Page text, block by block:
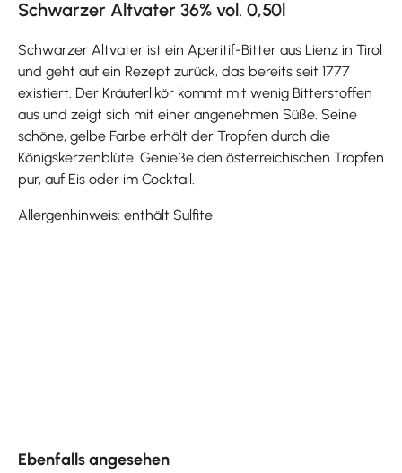
Schwarzer Altvater 36% vol. 0,50l
Schwarzer Altvater ist ein Aperitif-Bitter aus Lienz in Tirol
und geht auf ein Rezept zurück, das bereits seit 1777
existiert. Der Kräuterlikör kommt mit wenig Bitterstoffen
aus und zeigt sich mit einer angenehmen Süße. Seine
schöne, gelbe Farbe erhält der Tropfen durch die
Königskerzenblüte. Genieße den österreichischen Tropfen
pur, auf Eis oder im Cocktail.
Allergenhinweis: enthält Sulfite
Ebenfalls angesehen